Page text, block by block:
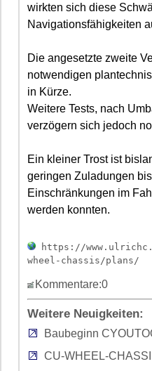
wirkten sich diese
Navigationsfähigkeiten
Die angesetzte zweite
notwendigen
in Kürze.
Weitere Tests, nach
verzögern sich jedoch
Ein kleiner Trost ist
geringen Zuladungen
Einschränkungen im
werden konnten.
https://
wheel-chassis/plans/
Kommentare:0
Weitere Neuigkeiten:
Baubeginn
CU-WHEEL-